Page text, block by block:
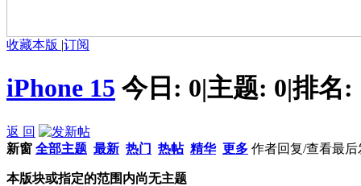
收藏本版 |订阅
iPhone 15 今日: 0|主题: 0|排名:
返 回
新窗 全部主题 最新 热门 热帖 精华 更多 作者回复/查看最后
本版块或指定的范围内尚无主题